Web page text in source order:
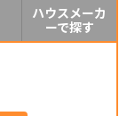
ハウスメーカ
ーで探す